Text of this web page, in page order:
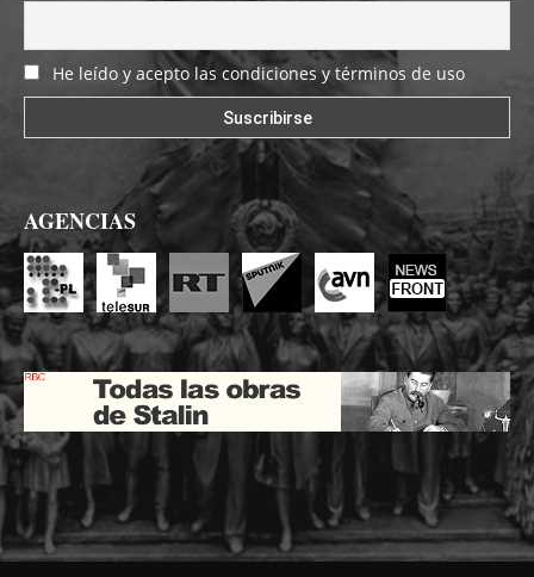
He leído y acepto las condiciones y términos de uso
AGENCIAS